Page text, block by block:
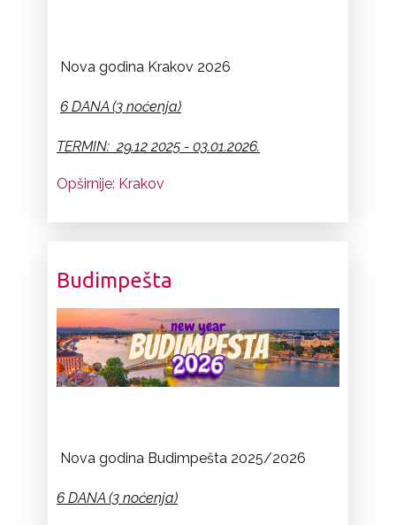
Nova godina Krakov 2026
6 DANA (3 noćenja)
TERMIN: 29.12 2025 - 03.01.2026.
Opširnije: Krakov
Budimpešta
Nova godina Budimpešta 2025/2026
6 DANA (3 noćenja)